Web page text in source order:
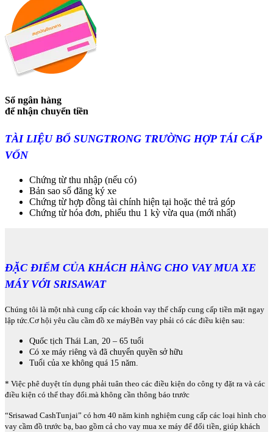
Sổ ngân hàng
để nhận chuyển tiền
TÀI LIỆU BỔ SUNGTRONG TRƯỜNG HỢP TÁI CẤP
VỐN
Chứng từ thu nhập (nếu có)
Bản sao sổ đăng ký xe
Chứng từ hợp đồng tài chính hiện tại hoặc thẻ trả góp
Chứng từ hóa đơn, phiếu thu 1 kỳ vừa qua (mới nhất)
ĐẶC ĐIỂM CỦA KHÁCH HÀNG CHO VAY MUA XE
MÁY VỚI SRISAWAT
Chúng tôi là một nhà cung cấp các khoản vay thế chấp cung cấp tiền mặt ngay
lập tức.Cơ hội yêu cầu cầm đồ xe máyBên vay phải có các điều kiện sau:
Quốc tịch Thái Lan, 20 – 65 tuổi
Có xe máy riêng và đã chuyển quyền sở hữu
Tuổi của xe không quá 15 năm.
* Việc phê duyệt tín dụng phải tuân theo các điều kiện do công ty đặt ra và các
điều kiện có thể thay đổi.mà không cần thông báo trước
“Srisawad CashTunjai” có hơn 40 năm kinh nghiệm cung cấp các loại hình cho
vay cầm đồ trước bạ, bao gồm cả cho vay mua xe máy để đổi tiền, giúp khách